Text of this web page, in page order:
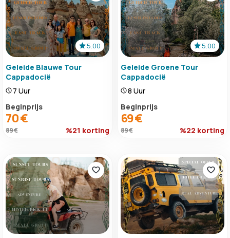
5.00
Geleide Blauwe Tour
Cappadocië
7 Uur
Beginprijs
70 €
89 € %21 korting
5.00
Geleide Groene Tour
Cappadocië
8 Uur
Beginprijs
69 €
89 € %22 korting